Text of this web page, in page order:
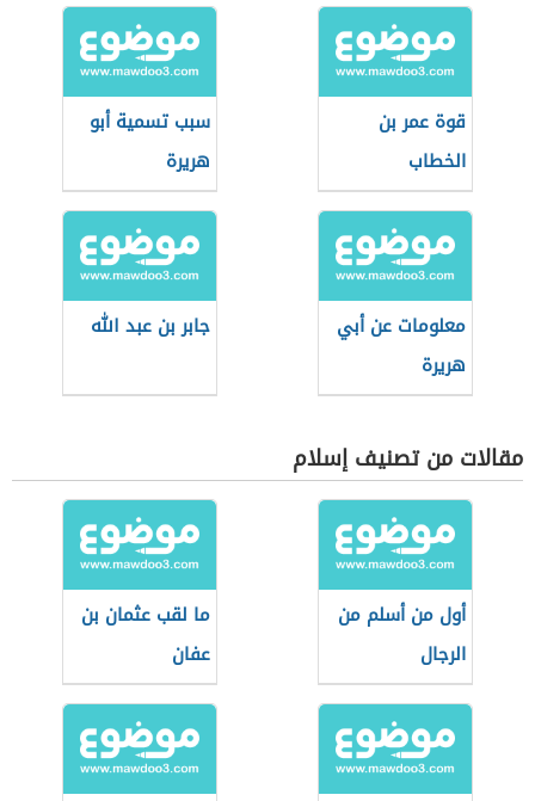
قوة عمر بن
الخطاب
سبب تسمية أبو
هريرة
معلومات عن أبي
هريرة
جابر بن عبد الله
مقالات من تصنيف إسلام
أول من أسلم من
الرجال
ما لقب عثمان بن
عفان